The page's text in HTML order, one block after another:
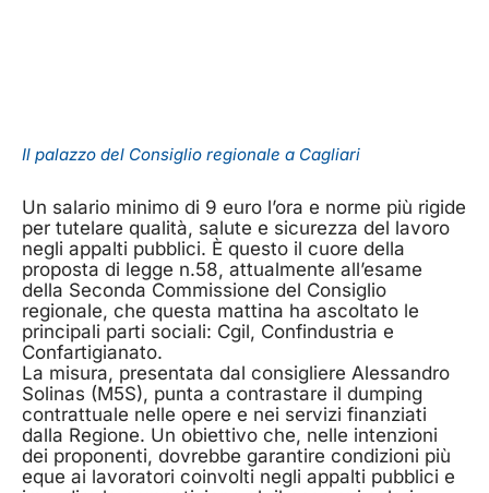
Il palazzo del Consiglio regionale a Cagliari
Un salario minimo di 9 euro l’ora e norme più rigide
per tutelare qualità, salute e sicurezza del lavoro
negli appalti pubblici. È questo il cuore della
proposta di legge n.58, attualmente all’esame
della Seconda Commissione del Consiglio
regionale, che questa mattina ha ascoltato le
principali parti sociali: Cgil, Confindustria e
Confartigianato.
La misura, presentata dal consigliere Alessandro
Solinas (M5S), punta a contrastare il dumping
contrattuale nelle opere e nei servizi finanziati
dalla Regione. Un obiettivo che, nelle intenzioni
dei proponenti, dovrebbe garantire condizioni più
eque ai lavoratori coinvolti negli appalti pubblici e